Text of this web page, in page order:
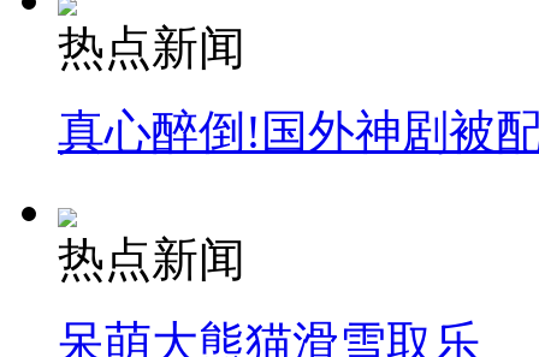
热点新闻
真心醉倒!国外神剧被
热点新闻
呆萌大熊猫滑雪取乐